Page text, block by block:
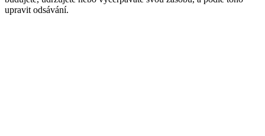
upravit odsávání.